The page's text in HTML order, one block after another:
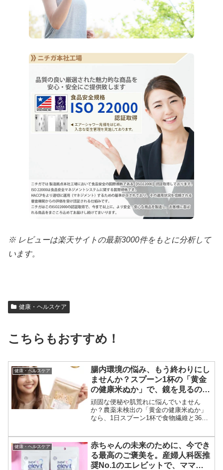
※ レビューは楽天サイトの最新3000件をもとに分析して
います。
健康・ヘルスケア
こちらもおすすめ！
健康・ヘルスケア
腸内環境の悩み、もう終わりにし
ませんか？スプーン1杯の「黄金
の健康米ぬか」で、鏡を見るのが
楽しくなる毎朝へ
頑固な便秘や肌荒れに悩んでいません
か？農薬未検出の「黄金の健康米ぬか」
なら、1日スプーン1杯で食物繊維と36種
通じをスッキリ改善へと導きます。
健康・ヘルスケア
赤ちゃんの未来のために、今でき
る最高のご褒美を。産婦人科医推
奨No.1のエレビットで、ママの